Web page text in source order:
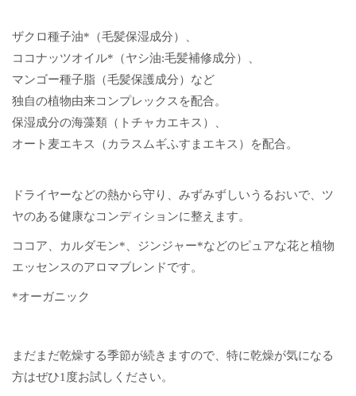
ザクロ種子油*（毛髪保湿成分）、
ココナッツオイル*（ヤシ油:毛髪補修成分）、
マンゴー種子脂（毛髪保護成分）など
独自の植物由来コンプレックスを配合。
保湿成分の海藻類（トチャカエキス）、
オート麦エキス（カラスムギふすまエキス）を配合。
ドライヤーなどの熱から守り、 みずみずしいうるおいで、ツ
ヤのある健康なコンディションに整えます。
ココア、カルダモン*、ジンジャー*などのピュアな花と植物
エッセンスのアロマブレンドです。
*オーガニック
まだまだ乾燥する季節が続きますので、特に乾燥が気になる
方はぜひ1度お試しください。